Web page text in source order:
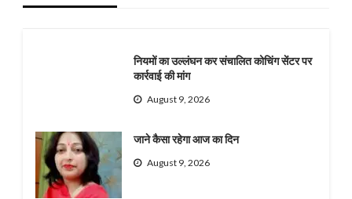
नियमों का उल्लंघन कर संचालित कोचिंग सेंटर पर
कार्रवाई की मांग
August 9, 2026
जाने कैसा रहेगा आज का दिन
August 9, 2026